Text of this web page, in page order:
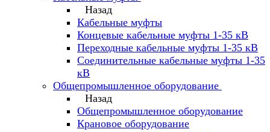
Назад
Кабельные муфты
Концевые кабельные муфты 1-35 кВ
Переходные кабельные муфты 1-35 кВ
Соединительные кабельные муфты 1-35
кВ
Общепромышленное оборудование
Назад
Общепромышленное оборудование
Крановое оборудование